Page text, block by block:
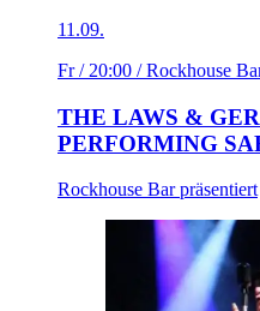
11.09.
Fr / 20:00 / Rockhouse
THE LAWS &
PERFORMING
Rockhouse Bar präsentiert